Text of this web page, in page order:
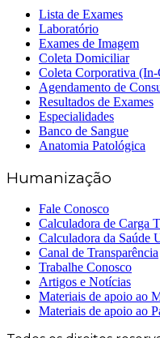
Lista de Exames
Laboratório
Exames de Imagem
Coleta Domiciliar
Coleta Corporativa
Agendamento de
Resultados de Exames
Especialidades
Banco de Sangue
Anatomia Patológica
Humanização
Fale Conosco
Calculadora de Carga
Calculadora da Saúde
Canal de Transparência
Trabalhe Conosco
Artigos e Notícias
Materiais de apoio ao
Materiais de apoio ao